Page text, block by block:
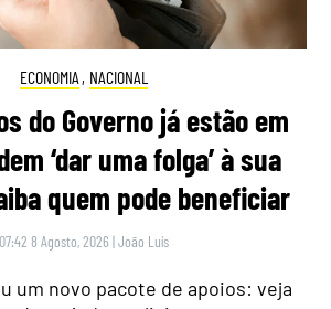
ECONOMIA , NACIONAL
do Governo já estão em
‘dar uma folga’ à sua
quem pode beneficiar
07:42 8 Agosto, 2026 |João Luís
um novo pacote de apoios: veja